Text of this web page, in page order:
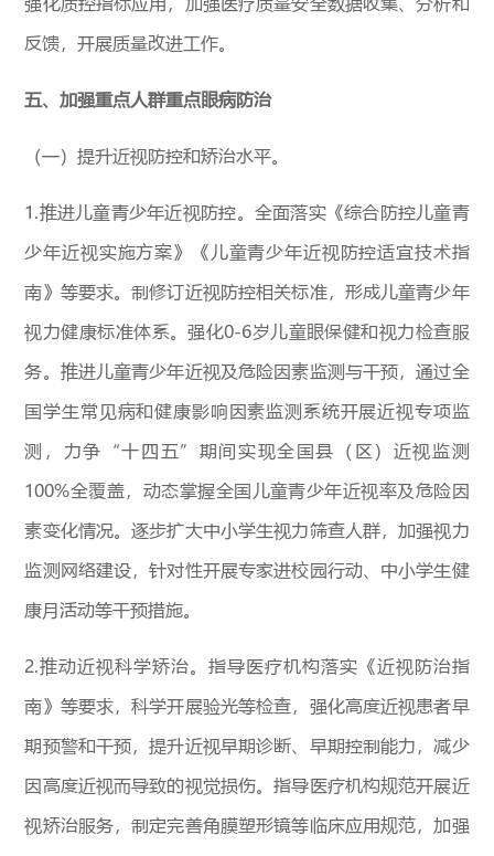
反馈，开展质量改进工作。
五、加强重点人群重点眼病防治
（一）提升近视防控和矫治水平。
1.推进儿童青少年近视防控。全面落实《综合防控儿童青
少年近视实施方案》《儿童青少年近视防控适宜技术指
南》等要求。制修订近视防控相关标准，形成儿童青少年
视力健康标准体系。强化0-6岁儿童眼保健和视力检查服
务。推进儿童青少年近视及危险因素监测与干预，通过全
国学生常见病和健康影响因素监测系统开展近视专项监
测，力争“十四五”期间实现全国县（区）近视监测
100%全覆盖，动态掌握全国儿童青少年近视率及危险因
素变化情况。逐步扩大中小学生视力筛查人群，加强视力
监测网络建设，针对性开展专家进校园行动、中小学生健
康月活动等干预措施。
2.推动近视科学矫治。指导医疗机构落实《近视防治指
南》等要求，科学开展验光等检查，强化高度近视患者早
期预警和干预，提升近视早期诊断、早期控制能力，减少
因高度近视而导致的视觉损伤。指导医疗机构规范开展近
视矫治服务，制定完善角膜塑形镜等临床应用规范，加强